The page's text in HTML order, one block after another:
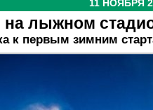
11 НОЯБРЯ
лыжном
к первым зимним